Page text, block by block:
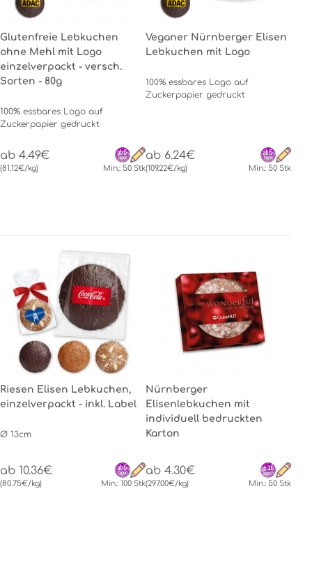
Glutenfreie Lebkuchen
ohne Mehl mit Logo
einzelverpackt - versch.
Sorten - 80g
100% essbares Logo auf
Zuckerpapier gedruckt
ab 4.49€
(81.12€/kg) Min.: 50 Stk
Veganer Nürnberger Elisen
Lebkuchen mit Logo
100% essbares Logo auf
Zuckerpapier gedruckt
ab 6.24€
(109.22€/kg) Min.: 50 Stk
Riesen Elisen Lebkuchen,
einzelverpackt - inkl. Label
Ø 13cm
ab 10.36€
(80.75€/kg) Min.: 100 Stk
Nürnberger
Elisenlebkuchen mit
individuell bedruckten
Karton
ab 4.30€
(297.00€/kg) Min.: 50 Stk